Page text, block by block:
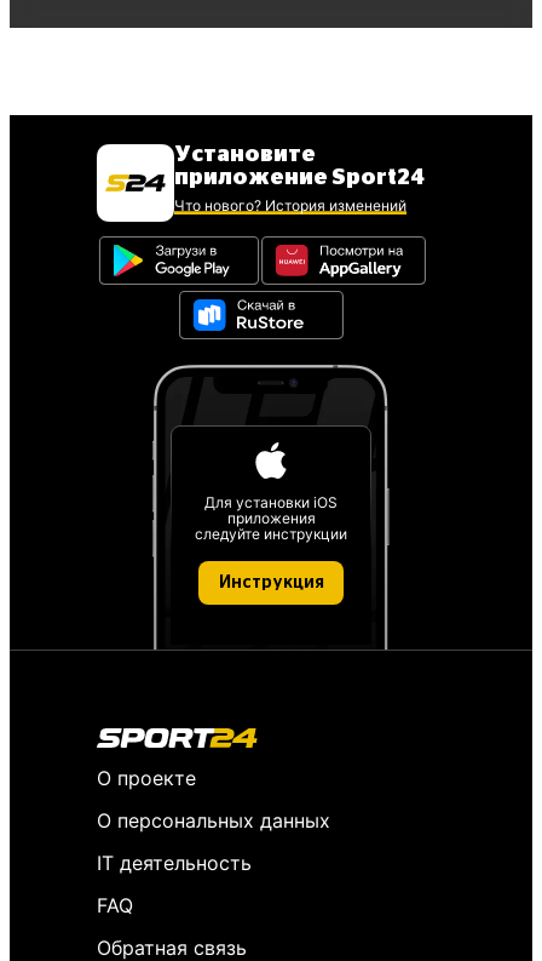
Установите
приложение Sport24
Что нового? История изменений
Для установки iOS
приложения
следуйте инструкции
Инструкция
О проекте
О персональных данных
IT деятельность
FAQ
Обратная связь